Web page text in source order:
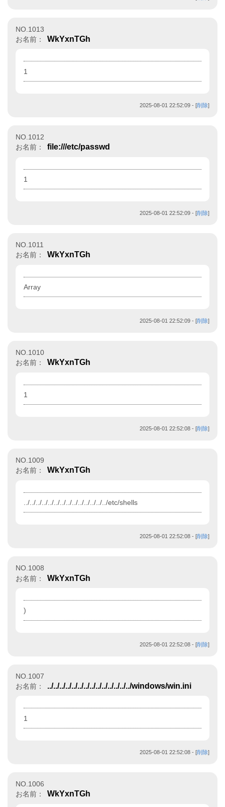
NO.1013
お名前：
WkYxnTGh
1
2025-08-01 22:52:09 - [削除]
NO.1012
お名前：
file:///etc/passwd
1
2025-08-01 22:52:09 - [削除]
NO.1011
お名前：
WkYxnTGh
Array
2025-08-01 22:52:09 - [削除]
NO.1010
お名前：
WkYxnTGh
1
2025-08-01 22:52:08 - [削除]
NO.1009
お名前：
WkYxnTGh
../../../../../../../../../../../../../../etc/shells
2025-08-01 22:52:08 - [削除]
NO.1008
お名前：
WkYxnTGh
)
2025-08-01 22:52:08 - [削除]
NO.1007
お名前：
../../../../../../../../../../../../../../windows/win.ini
1
2025-08-01 22:52:08 - [削除]
NO.1006
お名前：
WkYxnTGh